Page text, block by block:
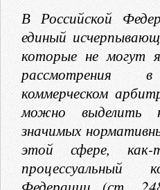
В Российской
единый
которые не могут
рассмотрения
коммерческом
можно выделить
значимых
этой сфере,
процессуальный